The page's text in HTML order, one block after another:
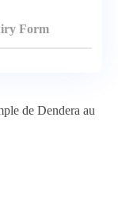
de Dendera au
Form